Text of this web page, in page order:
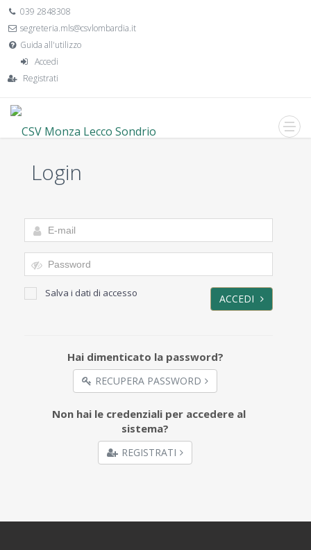
039 2848308
segreteria.mls@csvlombardia.it
Guida all'utilizzo
Accedi
Registrati
Login
Salva i dati di accesso ACCEDI
Hai dimenticato la password?
RECUPERA PASSWORD
Non hai le credenziali per accedere al
sistema?
REGISTRATI